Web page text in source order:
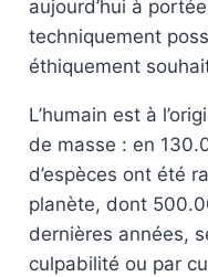
aujourd’hui à
techniquement
éthiquement
L’humain est à
de masse : en
d’espèces ont été
planète, dont
dernières années,
culpabilité ou par